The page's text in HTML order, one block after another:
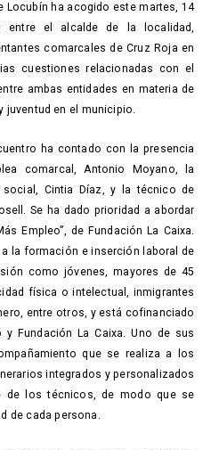
Locubín ha acogido este martes, 14
entre el alcalde de la localidad,
comarcales de Cruz Roja en
cuestiones relacionadas con el
ambas entidades en materia de
juventud en el municipio.
ha contado con la presencia
comarcal, Antonio Moyano, la
social, Cintia Díaz, y la técnico de
Se ha dado prioridad a abordar
Empleo”, de Fundación La Caixa.
la formación e inserción laboral de
como jóvenes, mayores de 45
física o intelectual, inmigrantes
entre otros, y está cofinanciado
Fundación La Caixa. Uno de sus
que se realiza a los
integrados y personalizados
de los técnicos, de modo que se
de cada persona.